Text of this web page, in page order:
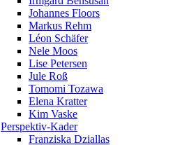
Johannes Floors
Markus Rehm
Léon Schäfer
Nele Moos
Lise Petersen
Jule Roß
Tomomi Tozawa
Elena Kratter
Kim Vaske
Perspektiv-Kader
Franziska Dziallas